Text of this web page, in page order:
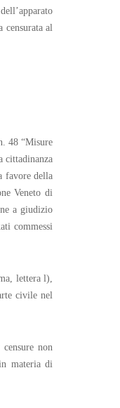
censurata al
48 “Misure
cittadinanza
favore della
Veneto di
a giudizio
commessi
lettera l),
civile nel
non
materia di